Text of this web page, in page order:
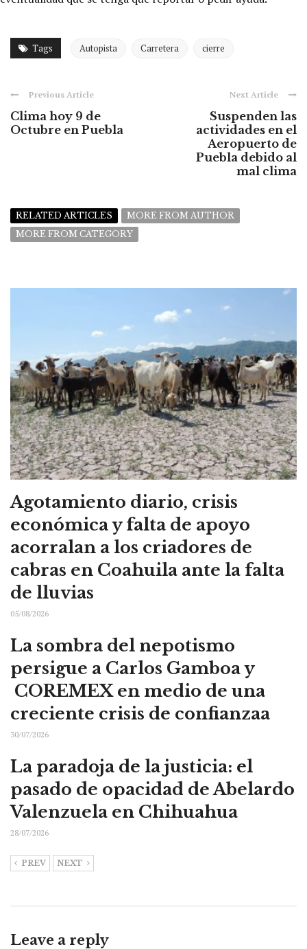
Tags Autopista Carretera cierre
Previous Article
Clima hoy 9 de
Octubre en Puebla
Next Article
Suspenden las
actividades en el
Aeropuerto de
Puebla debido al
mal clima
RELATED ARTICLES
MORE FROM AUTHOR
MORE FROM CATEGORY
Agotamiento diario, crisis
económica y falta de apoyo
acorralan a los criadores de
cabras en Coahuila ante la falta
de lluvias
05/08/2026
La sombra del nepotismo
persigue a Carlos Gamboa y
COREMEX en medio de una
creciente crisis de confianzaa
30/07/2026
La paradoja de la justicia: el
pasado de opacidad de Abelardo
Valenzuela en Chihuahua
28/07/2026
PREV NEXT
Leave a reply